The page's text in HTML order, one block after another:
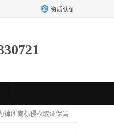
资质认证
律所商标侵权取证保驾​